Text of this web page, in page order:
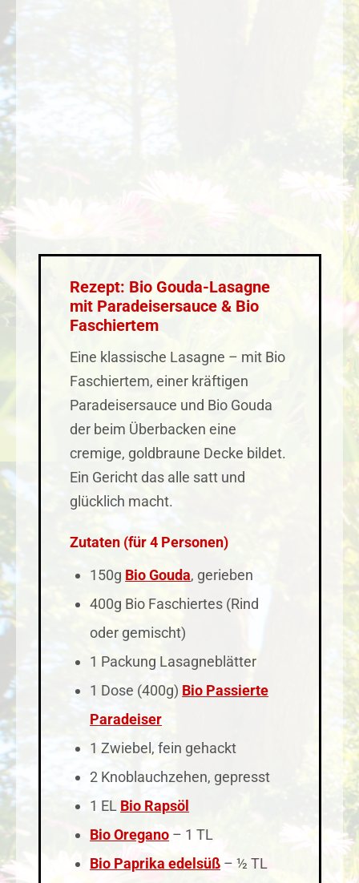
Rezept: Bio Gouda-Lasagne
mit Paradeisersauce & Bio
Faschiertem
Eine klassische Lasagne – mit Bio
Faschiertem, einer kräftigen
Paradeisersauce und Bio Gouda
der beim Überbacken eine
cremige, goldbraune Decke bildet.
Ein Gericht das alle satt und
glücklich macht.
Zutaten (für 4 Personen)
150g Bio Gouda, gerieben
400g Bio Faschiertes (Rind
oder gemischt)
1 Packung Lasagneblätter
1 Dose (400g) Bio Passierte
Paradeiser
1 Zwiebel, fein gehackt
2 Knoblauchzehen, gepresst
1 EL Bio Rapsöl
Bio Oregano – 1 TL
Bio Paprika edelsüß – ½ TL